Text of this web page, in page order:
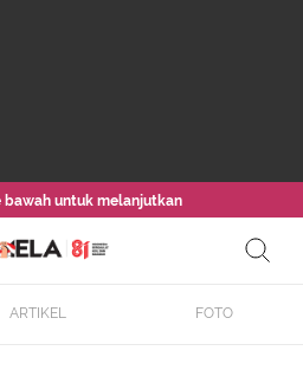
bawah untuk melanjutkan
ARTIKEL FOTO